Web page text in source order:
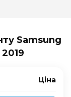
Samsung
Ціна